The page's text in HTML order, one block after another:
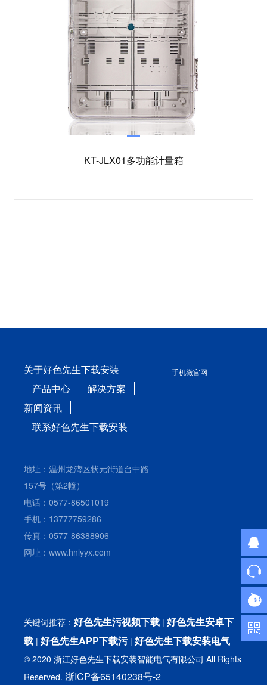
KT-JLX01多功能计量箱
关于好色先生下载安装
产品中心
解决方案
新闻资讯
联系好色先生下载安装
地址：温州龙湾区状元街道台中路
157号（第2幢）
电话：0577-86501019
手机：13777759286
传真：0577-86388906
网址：www.hnlyyx.com
手机微官网
关键词推荐：好色先生污视频下载 |好色先生安卓下
载 |好色先生APP下载污|好色先生下载安装电气
© 2020 浙江好色先生下载安装智能电气有限公司 All Rights
Reserved.浙ICP备65140238号-2